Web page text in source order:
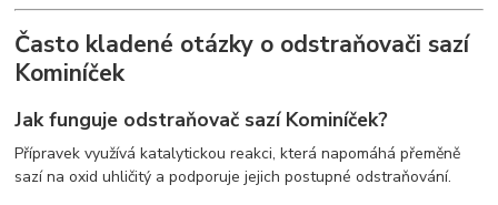
Často kladené otázky o odstraňovači sazí
Kominíček
Jak funguje odstraňovač sazí Kominíček?
Přípravek využívá katalytickou reakci, která napomáhá přeměně
sazí na oxid uhličitý a podporuje jejich postupné odstraňování.